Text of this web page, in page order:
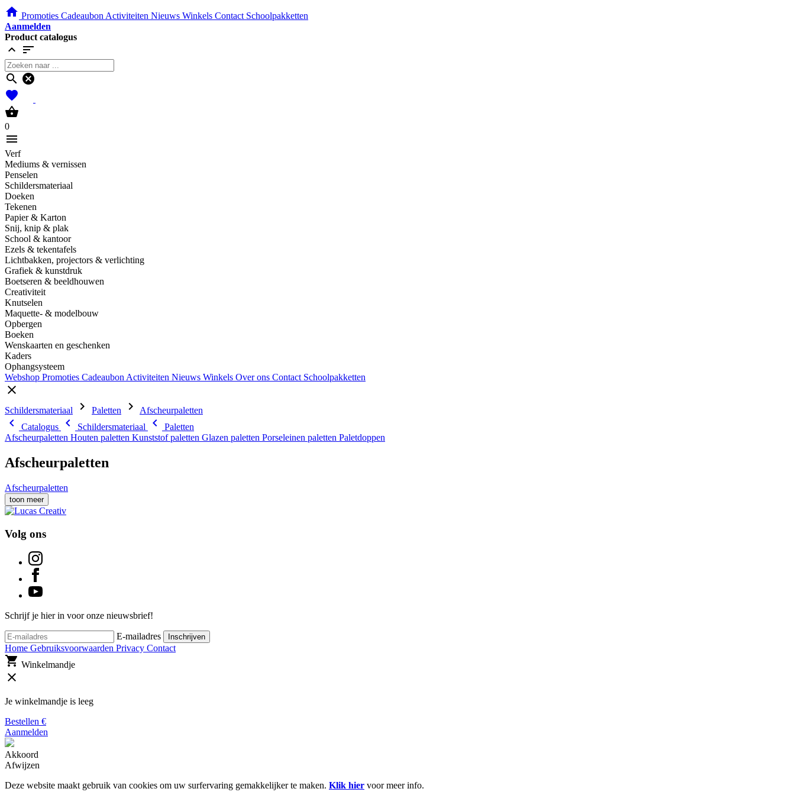
home Promoties Cadeaubon Activiteiten Nieuws Winkels Contact Schoolpakketten
Aanmelden
Product catalogus
expand_less sort
search cancel
favorites
shopping_basket
0
menu
Verf
Mediums & vernissen
Penselen
Schildersmateriaal
Doeken
Tekenen
Papier & Karton
Snij, knip & plak
School & kantoor
Ezels & tekentafels
Lichtbakken, projectors & verlichting
Grafiek & kunstdruk
Boetseren & beeldhouwen
Creativiteit
Knutselen
Maquette- & modelbouw
Opbergen
Boeken
Wenskaarten en geschenken
Kaders
Ophangsysteem
Webshop Promoties Cadeaubon Activiteiten Nieuws Winkels Over ons Contact Schoolpakketten
close
Schildersmateriaal chevron_right Paletten chevron_right Afscheurpaletten
chevron_left Catalogus chevron_left Schildersmateriaal chevron_left
Paletten
Afscheurpaletten Houten paletten Kunststof paletten Glazen paletten Porseleinen paletten Paletdoppen
Afscheurpaletten
Afscheurpaletten
toon meer
Volg ons
Schrijf je hier in voor onze nieuwsbrief!
E-mailadres Inschrijven
Home Gebruiksvoorwaarden Privacy Contact
shopping_cart Winkelmandje
close
Je winkelmandje is leeg
Bestellen €
Aanmelden
Akkoord
Afwijzen
Deze website maakt gebruik van cookies om uw surfervaring gemakkelijker te maken. Klik hier voor meer info.